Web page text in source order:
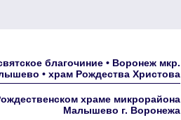
благочиние • Воронеж мкр.
• храм Рождества Христова
храме микрорайона
Малышево г. Воронежа